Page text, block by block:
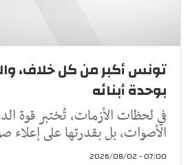
تونس أكبر من كل خلاف،
بوحدة أبنائه
في لحظات الأزمات، تُختبر قوة
الأصوات، بل بقدرتها على
07:00 - 2026/08/02